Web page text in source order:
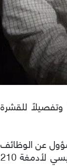
للقشرة
عن الوظائف
العقلية العليا مثل التفكير المجرد واللغة والذاكرة، بالاعتماد على صور الرنين المغناطيسي لأدمغة 210